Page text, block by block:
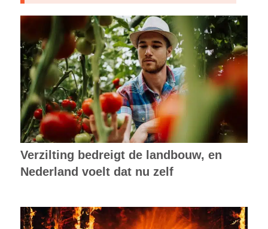
Verzilting bedreigt de landbouw, en
Nederland voelt dat nu zelf